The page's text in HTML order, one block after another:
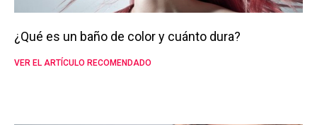
¿Qué es un baño de color y cuánto dura?
VER EL ARTÍCULO RECOMENDADO